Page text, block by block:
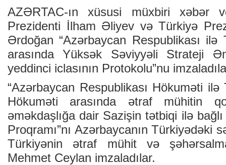
AZƏRTAC-ın xüsusi müxbiri xəbər
Prezidenti İlham Əliyev və Türkiyə
Ərdoğan “Azərbaycan Respublikası ilə
arasında Yüksək Səviyyəli Strateji
yeddinci iclasının Protokolu”nu
“Azərbaycan Respublikası Hökuməti ilə
Hökuməti arasında ətraf mühitin
əməkdaşlığa dair Sazişin tətbiqi ilə
Proqramı”nı Azərbaycanın Türkiyədəki
Türkiyənin ətraf mühit və
Mehmet Ceylan imzaladılar.